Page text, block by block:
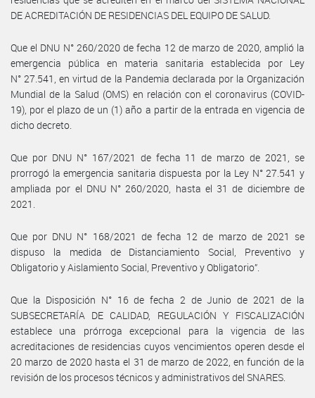
DE ACREDITACIÓN DE RESIDENCIAS DEL EQUIPO DE SALUD.
Que el DNU N° 260/2020 de fecha 12 de marzo de 2020, amplió la
emergencia pública en materia sanitaria establecida por Ley
N° 27.541, en virtud de la Pandemia declarada por la Organización
Mundial de la Salud (OMS) en relación con el coronavirus (COVID-
19), por el plazo de un (1) año a partir de la entrada en vigencia de
dicho decreto.
Que por DNU N° 167/2021 de fecha 11 de marzo de 2021, se
prorrogó la emergencia sanitaria dispuesta por la Ley N° 27.541 y
ampliada por el DNU N° 260/2020, hasta el 31 de diciembre de
2021.
Que por DNU N° 168/2021 de fecha 12 de marzo de 2021 se
dispuso la medida de Distanciamiento Social, Preventivo y
Obligatorio y Aislamiento Social, Preventivo y Obligatorio”.
Que la Disposición N° 16 de fecha 2 de Junio de 2021 de la
SUBSECRETARÍA DE CALIDAD, REGULACIÓN Y FISCALIZACIÓN
establece una prórroga excepcional para la vigencia de las
acreditaciones de residencias cuyos vencimientos operen desde el
20 marzo de 2020 hasta el 31 de marzo de 2022, en función de la
revisión de los procesos técnicos y administrativos del SNARES.